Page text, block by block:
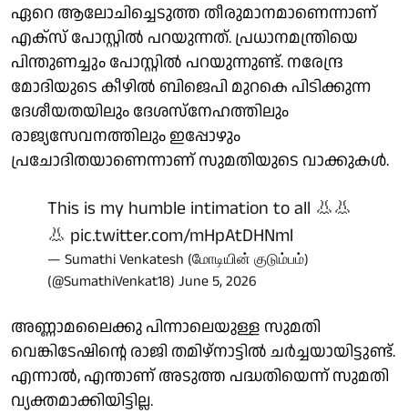
ഏറെ ആലോചിച്ചെടുത്ത തീരുമാനമാണെന്നാണ്
എക്‌സ് പോസ്റ്റില്‍ പറയുന്നത്. പ്രധാനമന്ത്രിയെ
പിന്തുണച്ചും പോസ്റ്റില്‍ പറയുന്നുണ്ട്. നരേന്ദ്ര
മോദിയുടെ കീഴില്‍ ബിജെപി മുറകെ പിടിക്കുന്ന
ദേശീയതയിലും ദേശസ്നേഹത്തിലും
രാജ്യസേവനത്തിലും ഇപ്പോഴും
പ്രചോദിതയാണെന്നാണ് സുമതിയുടെ വാക്കുകള്‍.
This is my humble intimation to all 👃👃
👃 pic.twitter.com/mHpAtDHNml
— Sumathi Venkatesh (மோடியின் குடும்பம்)
(@SumathiVenkat18) June 5, 2026
അണ്ണാമലൈക്കു പിന്നാലെയുള്ള സുമതി
വെങ്കിടേഷിന്റെ രാജി തമിഴ്‌നാട്ടില്‍ ചര്‍ച്ചയായിട്ടുണ്ട്.
എന്നാല്‍, എന്താണ് അടുത്ത പദ്ധതിയെന്ന് സുമതി
വ്യക്തമാക്കിയിട്ടില്ല.